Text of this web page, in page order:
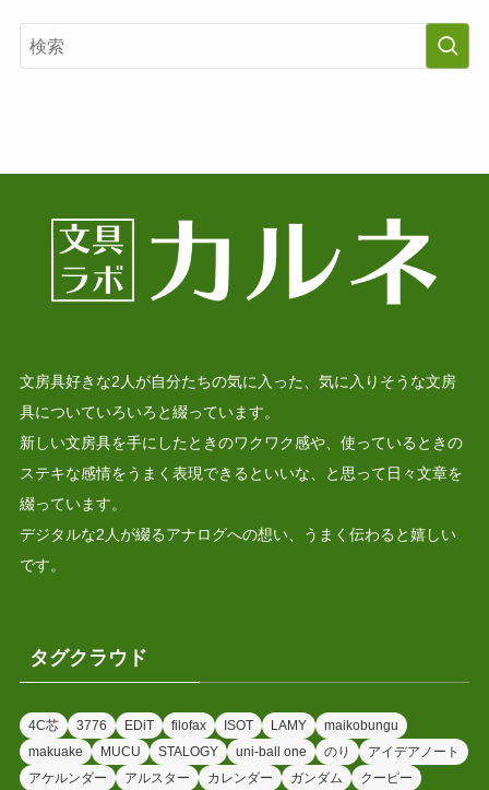
文房具好きな2人が自分たちの気に入った、気に入りそうな文房
具についていろいろと綴っています。
新しい文房具を手にしたときのワクワク感や、使っているときの
ステキな感情をうまく表現できるといいな、と思って日々文章を
綴っています。
デジタルな2人が綴るアナログへの想い、うまく伝わると嬉しい
です。
タグクラウド
4C芯 3776 EDiT filofax ISOT LAMY
maikobungu
makuake
MUCU STALOGY uni-ball one のり
アイデアノート
アケルンダー
アルスター カレンダー ガンダム クーピー